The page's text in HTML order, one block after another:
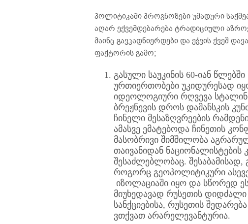
პოლიტიკაში პროგნოზები უმადური
აღარ ექვემდებარება ტრადიციული
მაინც გავკადნიერდები და ეჭვის ქვეშ
ფაქტორის გამო;
გასული საუკინის 60-იან
ურთიერთობები უკიდურესად
იდეოლოგიური რღვევა
ბრეჟნევის დროს დამანსკის
ჩინელი მესაზღვრეების
ამასვე ემატებოდა ჩინეთის
მასობრივი შიმშილობა
თაივანიდან
შესაძლებლობაც. შესაბამისად,
როგორც გეოპოლიტიკური
იზოლაციაში იყო და სწორედ ეს
მიუხედავად რუსეთის დიდძალი
სანქციებისა, რუსეთის
ვთქვათ არარელევანტურია.